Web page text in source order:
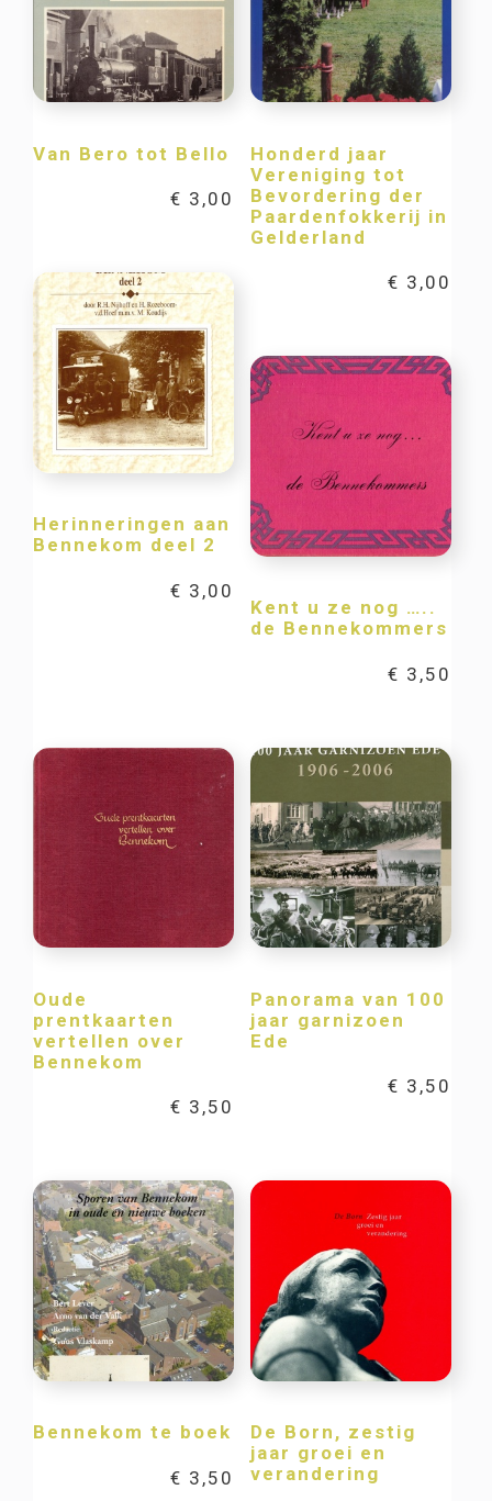
Van Bero tot Bello
€ 3,00
Honderd jaar
Vereniging tot
Bevordering der
Paardenfokkerij in
Gelderland
€ 3,00
Herinneringen aan
Bennekom deel 2
€ 3,00
Kent u ze nog …..
de Bennekommers
€ 3,50
Oude
prentkaarten
vertellen over
Bennekom
€ 3,50
Panorama van 100
jaar garnizoen
Ede
€ 3,50
Bennekom te boek
€ 3,50
De Born, zestig
jaar groei en
verandering